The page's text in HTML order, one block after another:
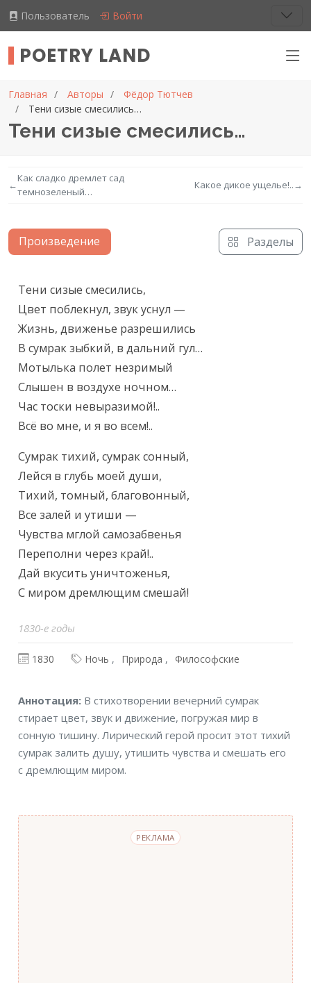
Пользователь Войти
POETRY LAND
Главная Авторы
Фёдор Тютчев
Тени сизые смесились…
Тени сизые смесились…
←
Как сладко дремлет сад
темнозеленый…
Какое дикое ущелье!..→
Произведение Разделы
Текст произведения
Тени сизые смесились,
Цвет поблекнул, звук уснул —
Жизнь, движенье разрешились
В сумрак зыбкий, в дальний гул…
Мотылька полет незримый
Слышен в воздухе ночном…
Час тоски невыразимой!..
Всё во мне, и я во всем!..
Сумрак тихий, сумрак сонный,
Лейся в глубь моей души,
Тихий, томный, благовонный,
Все залей и утиши —
Чувства мглой самозабвенья
Переполни через край!..
Дай вкусить уничтоженья,
С миром дремлющим смешай!
1830-е годы
1830 Ночь Природа Философские
Аннотация
Аннотация: В стихотворении вечерний сумрак
стирает цвет, звук и движение, погружая мир в
сонную тишину. Лирический герой просит этот тихий
сумрак залить душу, утишить чувства и смешать его
с дремлющим миром.
РЕКЛАМА